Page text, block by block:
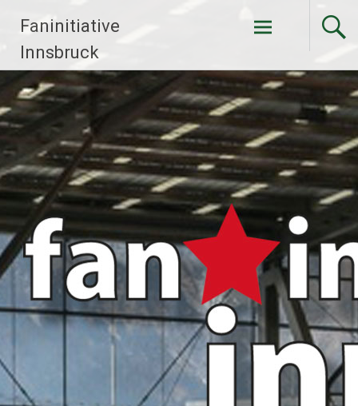
Faninitiative
Innsbruck
zum
Inhalt